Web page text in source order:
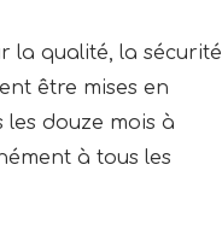
la qualité, la sécurité
être mises en
douze mois à
à tous les